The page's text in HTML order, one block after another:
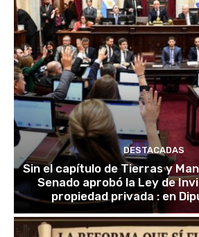
DESTACADAS
Sin el capítulo de Tierras y
Senado aprobó la Ley de
propiedad privada : en